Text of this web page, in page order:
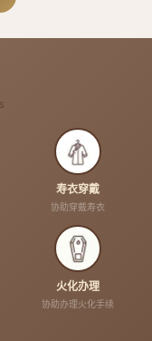
寿衣穿戴
协助穿戴寿衣
火化办理
协助办理火化手续